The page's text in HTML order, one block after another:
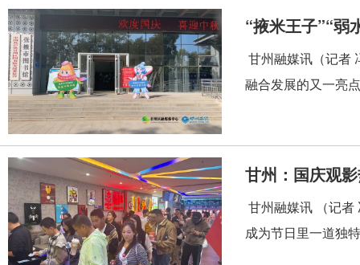
甘州融媒讯（记者
融合发展的又一亮
甘州：国庆观
甘州融媒讯 （记
成为节日里一道独